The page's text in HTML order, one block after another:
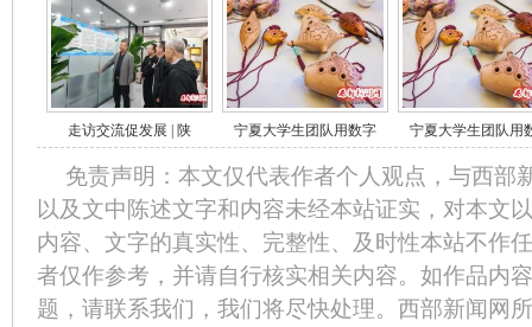
走访交流促发展 | 陕 宁夏大学生团队用数字 宁夏大学生团队用
免责声明：本文仅代表作者个人观点，与西部
以及文中陈述文字和内容未经本站证实，对本文
内容、文字的真实性、完整性、及时性本站不作
者仅作参考，并请自行核实相关内容。如作品内
题，请联系我们，我们将尽快处理。西部新闻网